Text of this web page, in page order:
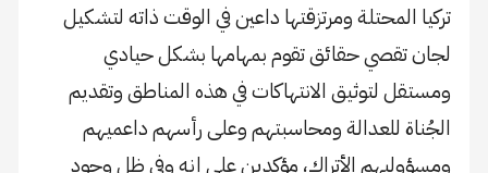
تركيا المحتلة ومرتزقتها داعين في الوقت ذاته لتشكيل
لجان تقصي حقائق تقوم بمهامها بشكل حيادي
ومستقل لتوثيق الانتهاكات في هذه المناطق وتقديم
الجُناة للعدالة ومحاسبتهم وعلى رأسهم داعميهم
ومسؤوليهم الأتراك، مؤكدين على إنه وفي ظل وجود